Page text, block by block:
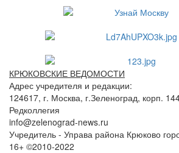
КРЮКОВСКИЕ ВЕДОМОСТИ
Адрес учредителя и редакции:
124617, г. Москва, г.Зеленоград, корп.
Редколлегия
info@zelenograd-news.ru
Учредитель - Управа района Крюково
16+ ©2010-2022